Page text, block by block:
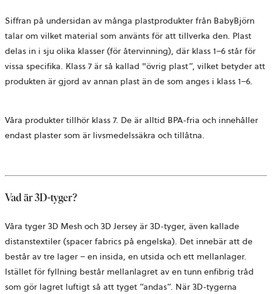
Siffran på undersidan av många plastprodukter från BabyBjörn
talar om vilket material som använts för att tillverka den. Plast
delas in i sju olika klasser (för återvinning), där klass 1–6 står för
vissa specifika. Klass 7 är så kallad "övrig plast”, vilket betyder att
produkten är gjord av annan plast än de som anges i klass 1–6.
Våra produkter tillhör klass 7. De är alltid BPA-fria och innehåller
endast plaster som är livsmedelssäkra och tillåtna.
Vad är 3D-tyger?
Våra tyger 3D Mesh och 3D Jersey är 3D-tyger, även kallade
distanstextiler (spacer fabrics på engelska). Det innebär att de
består av tre lager – en insida, en utsida och ett mellanlager.
Istället för fyllning består mellanlagret av en tunn enfibrig tråd
som gör lagret luftigt så att tyget ”andas”. När 3D-tygerna